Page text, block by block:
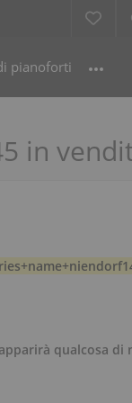
pianoforti
in
qualcosa di